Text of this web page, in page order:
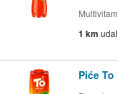
1 km
Piće